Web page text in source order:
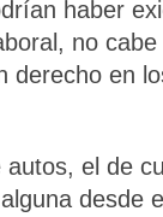
haber
no
derecho en
el de
desde